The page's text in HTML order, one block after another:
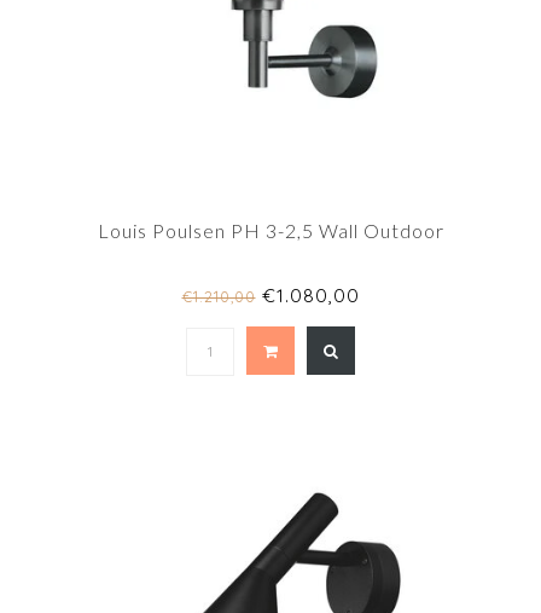
Louis Poulsen PH 3-2,5 Wall Outdoor
€1.210,00€1.080,00